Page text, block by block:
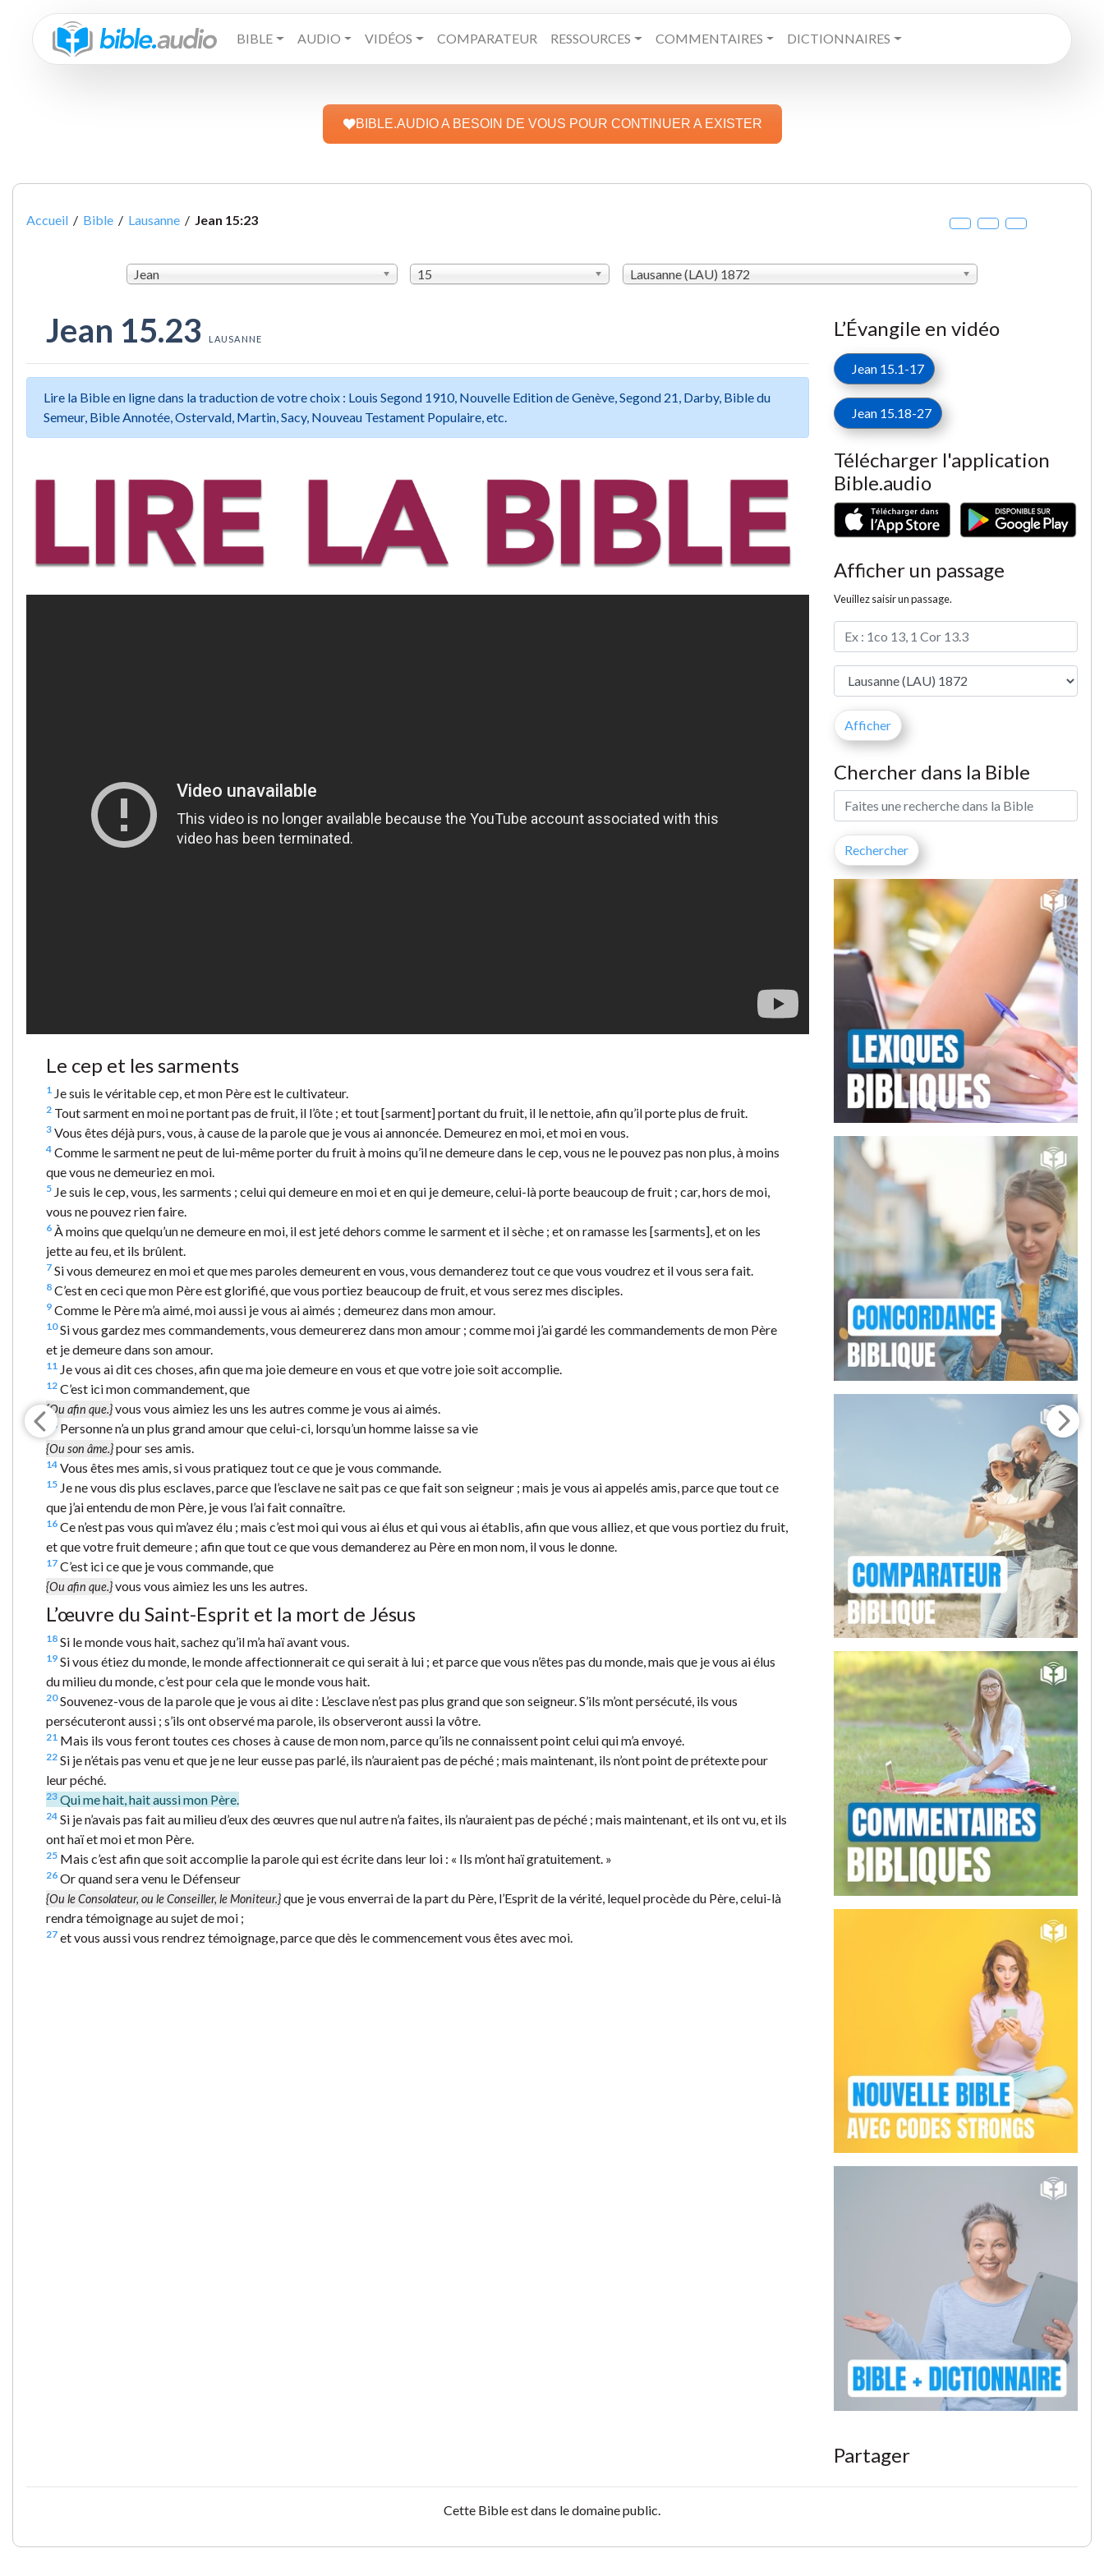
BIBLE AUDIO VIDÉOS COMPARATEUR RESSOURCES COMMENTAIRES DICTIONNAIRES
BIBLE.AUDIO A BESOIN DE VOUS POUR CONTINUER A EXISTER
Accueil / Bible / Lausanne / Jean 15:23
Jean 15 Lausanne (LAU) 1872
Jean 15.23 LAUSANNE
Lire la Bible en ligne dans la traduction de votre choix : Louis Segond 1910, Nouvelle Edition de Genève, Segond 21, Darby, Bible du
Semeur, Bible Annotée, Ostervald, Martin, Sacy, Nouveau Testament Populaire, etc.
Le cep et les sarments
1 Je suis le véritable cep, et mon Père est le cultivateur.
2 Tout sarment en moi ne portant pas de fruit, il l’ôte ; et tout [sarment] portant du fruit, il le nettoie, afin qu’il porte plus de fruit.
3 Vous êtes déjà purs, vous, à cause de la parole que je vous ai annoncée. Demeurez en moi, et moi en vous.
4 Comme le sarment ne peut de lui-même porter du fruit à moins qu’il ne demeure dans le cep, vous ne le pouvez pas non plus, à moins
que vous ne demeuriez en moi.
5 Je suis le cep, vous, les sarments ; celui qui demeure en moi et en qui je demeure, celui-là porte beaucoup de fruit ; car, hors de moi,
vous ne pouvez rien faire.
6 À moins que quelqu’un ne demeure en moi, il est jeté dehors comme le sarment et il sèche ; et on ramasse les [sarments], et on les
jette au feu, et ils brûlent.
7 Si vous demeurez en moi et que mes paroles demeurent en vous, vous demanderez tout ce que vous voudrez et il vous sera fait.
8 C’est en ceci que mon Père est glorifié, que vous portiez beaucoup de fruit, et vous serez mes disciples.
9 Comme le Père m’a aimé, moi aussi je vous ai aimés ; demeurez dans mon amour.
10Si vous gardez mes commandements, vous demeurerez dans mon amour ; comme moi j’ai gardé les commandements de mon Père
et je demeure dans son amour.
11 Je vous ai dit ces choses, afin que ma joie demeure en vous et que votre joie soit accomplie.
12 C’est ici mon commandement, que
{Ou afin que.}vous vous aimiez les uns les autres comme je vous ai aimés.
13 Personne n’a un plus grand amour que celui-ci, lorsqu’un homme laisse sa vie
{Ou son âme.}pour ses amis.
14 Vous êtes mes amis, si vous pratiquez tout ce que je vous commande.
15 Je ne vous dis plus esclaves, parce que l’esclave ne sait pas ce que fait son seigneur ; mais je vous ai appelés amis, parce que tout ce
que j’ai entendu de mon Père, je vous l’ai fait connaître.
16 Ce n’est pas vous qui m’avez élu ; mais c’est moi qui vous ai élus et qui vous ai établis, afin que vous alliez, et que vous portiez du fruit,
et que votre fruit demeure ; afin que tout ce que vous demanderez au Père en mon nom, il vous le donne.
17 C’est ici ce que je vous commande, que
{Ou afin que.}vous vous aimiez les uns les autres.
L’œuvre du Saint-Esprit et la mort de Jésus
18 Si le monde vous hait, sachez qu’il m’a haï avant vous.
19 Si vous étiez du monde, le monde affectionnerait ce qui serait à lui ; et parce que vous n’êtes pas du monde, mais que je vous ai élus
du milieu du monde, c’est pour cela que le monde vous hait.
20Souvenez-vous de la parole que je vous ai dite : L’esclave n’est pas plus grand que son seigneur. S’ils m’ont persécuté, ils vous
persécuteront aussi ; s’ils ont observé ma parole, ils observeront aussi la vôtre.
21 Mais ils vous feront toutes ces choses à cause de mon nom, parce qu’ils ne connaissent point celui qui m’a envoyé.
22 Si je n’étais pas venu et que je ne leur eusse pas parlé, ils n’auraient pas de péché ; mais maintenant, ils n’ont point de prétexte pour
leur péché.
23 Qui me hait, hait aussi mon Père.
24 Si je n’avais pas fait au milieu d’eux des œuvres que nul autre n’a faites, ils n’auraient pas de péché ; mais maintenant, et ils ont vu, et ils
ont haï et moi et mon Père.
25 Mais c’est afin que soit accomplie la parole qui est écrite dans leur loi : « Ils m’ont haï gratuitement. »
26 Or quand sera venu le Défenseur
{Ou le Consolateur, ou le Conseiller, le Moniteur.}que je vous enverrai de la part du Père, l’Esprit de la vérité, lequel procède du Père, celui-là
rendra témoignage au sujet de moi ;
27 et vous aussi vous rendrez témoignage, parce que dès le commencement vous êtes avec moi.
L’Évangile en vidéo
Jean 15.1-17
Jean 15.18-27
Télécharger l'application
Bible.audio
Afficher un passage
Veuillez saisir un passage.
Chercher dans la Bible
Partager
Cette Bible est dans le domaine public.